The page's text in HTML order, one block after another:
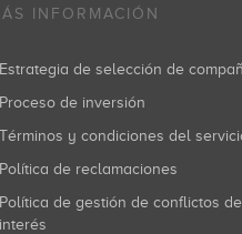
INFORMACIÓN
Estrategia de selección de
Proceso de inversión
Términos y condiciones del
Política de reclamaciones
Política de gestión de conflictos de
interés